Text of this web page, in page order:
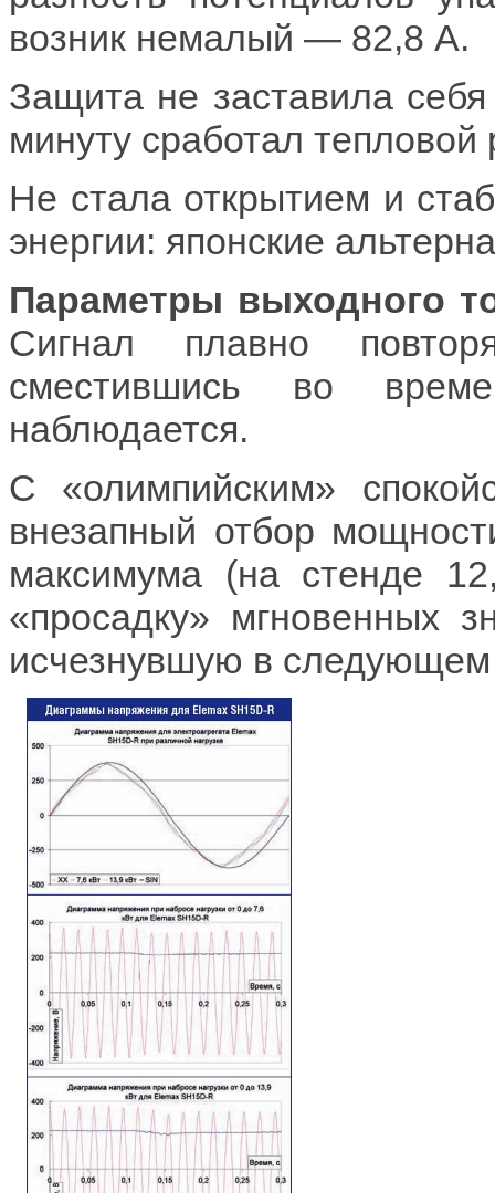
возник немалый — 82,8 А.
Защита не заставила
минуту сработал тепловой
Не стала открытием и
энергии: японские
Параметры выходного
Сигнал плавно
сместившись во
наблюдается.
С «олимпийским»
внезапный отбор
максимума (на стенде
«просадку» мгновенных
исчезнувшую в